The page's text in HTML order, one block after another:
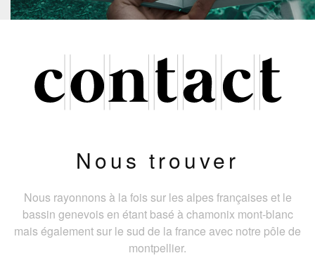
Nous trouver
Nous rayonnons à la fois sur les alpes françaises et le
bassin genevois en étant basé à chamonix mont-blanc
mais également sur le sud de la france avec notre pôle de
montpellier.